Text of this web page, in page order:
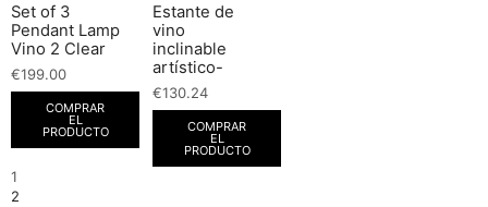
Set of 3
Pendant Lamp
Vino 2 Clear
€199.00
COMPRAR
EL
PRODUCTO
Estante de
vino
inclinable
artístico-
€130.24
COMPRAR
EL
PRODUCTO
1
2